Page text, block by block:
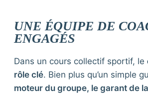
UNE ÉQUIPE DE
ENGAGÉS
Dans un cours collectif sportif, le
rôle clé. Bien plus qu’un simple
moteur du groupe, le garant de